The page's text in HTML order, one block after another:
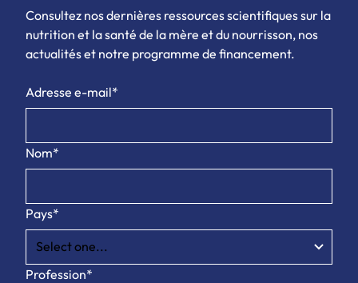
Consultez nos dernières ressources scientifiques sur la
nutrition et la santé de la mère et du nourrisson, nos
actualités et notre programme de financement.
Adresse e-mail*
Nom*
Pays*
Profession*